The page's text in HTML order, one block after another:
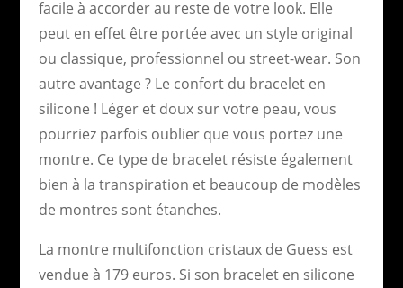
facile à accorder au reste de votre look. Elle
peut en effet être portée avec un style original
ou classique, professionnel ou street-wear. Son
autre avantage ? Le confort du bracelet en
silicone ! Léger et doux sur votre peau, vous
pourriez parfois oublier que vous portez une
montre. Ce type de bracelet résiste également
bien à la transpiration et beaucoup de modèles
de montres sont étanches.
La montre multifonction cristaux de Guess est
vendue à 179 euros. Si son bracelet en silicone